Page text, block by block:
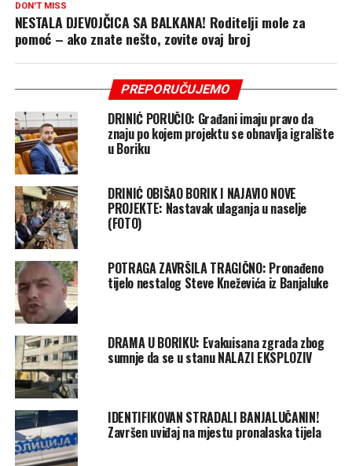
DON'T MISS
NESTALA DJEVOJČICA SA BALKANA! Roditelji mole za
pomoć – ako znate nešto, zovite ovaj broj
PREPORUČUJEMO
DRINIĆ PORUČIO: Građani imaju pravo da
znaju po kojem projektu se obnavlja igralište
u Boriku
DRINIĆ OBIŠAO BORIK I NAJAVIO NOVE
PROJEKTE: Nastavak ulaganja u naselje
(FOTO)
POTRAGA ZAVRŠILA TRAGIČNO: Pronađeno
tijelo nestalog Steve Kneževića iz Banjaluke
DRAMA U BORIKU: Evakuisana zgrada zbog
sumnje da se u stanu NALAZI EKSPLOZIV
IDENTIFIKOVAN STRADALI BANJALUČANIN!
Završen uviđaj na mjestu pronalaska tijela